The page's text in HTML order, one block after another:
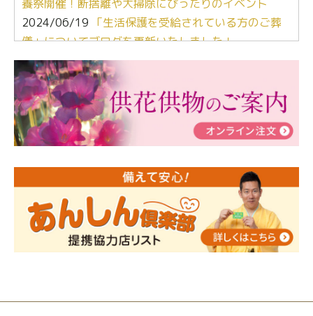
養祭開催！断捨離や大掃除にぴったりのイベント
2024/06/19 「生活保護を受給されている方のご葬
儀」についてブログを更新いたしました！
2024/03/06【終活なるほど教室】「マンガで学
ぶ！はじめてのお葬式」小さな家族葬ハウス®町田成
瀬 ご参加ありがとうございました！
2024/01/19令和6年能登半島地震災害の寄付のご報
告
人形供養 寄付のご報告
2023/12/16終活なるほど教室＠小さな家族葬ハウ
ス®上鶴間 エンディングノートを書いてみよう！
2023/11/29 永田屋創業110周年記念式典 レンブラ
ントホテル東京町田